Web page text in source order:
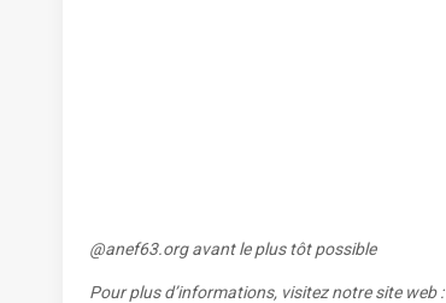
@anef63.org avant le plus tôt possible
Pour plus d’informations, visitez notre site web :